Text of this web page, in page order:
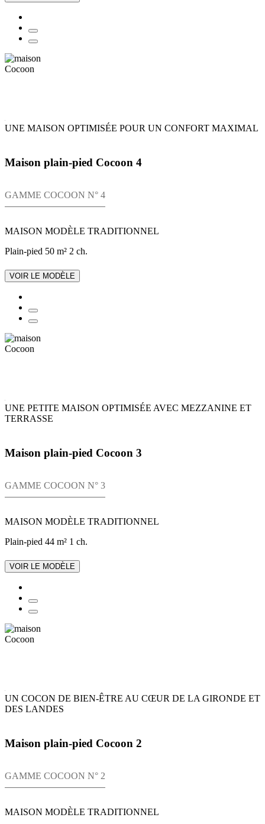
UNE MAISON OPTIMISÉE POUR UN CONFORT MAXIMAL
Maison plain-pied Cocoon 4
GAMME COCOON N° 4
MAISON MODÈLE TRADITIONNEL
Plain-pied 50 m² 2 ch.
VOIR LE MODÈLE
UNE PETITE MAISON OPTIMISÉE AVEC MEZZANINE ET
TERRASSE
Maison plain-pied Cocoon 3
GAMME COCOON N° 3
MAISON MODÈLE TRADITIONNEL
Plain-pied 44 m² 1 ch.
VOIR LE MODÈLE
UN COCON DE BIEN-ÊTRE AU CŒUR DE LA GIRONDE ET
DES LANDES
Maison plain-pied Cocoon 2
GAMME COCOON N° 2
MAISON MODÈLE TRADITIONNEL